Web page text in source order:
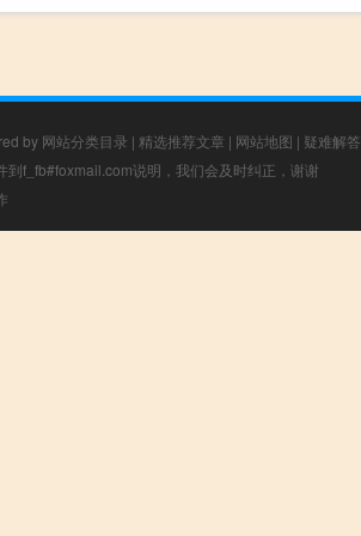
by 网站分类目录 | 精选推荐文章 | 网站地图 | 疑难解答
f_fb#foxmail.com说明，我们会及时纠正，谢谢